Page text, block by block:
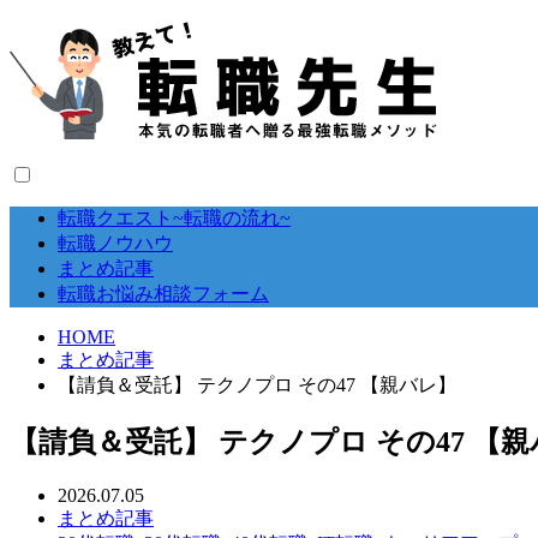
転職クエスト~転職の流れ~
転職ノウハウ
まとめ記事
転職お悩み相談フォーム
HOME
まとめ記事
【請負＆受託】 テクノプロ その47 【親バレ】
【請負＆受託】 テクノプロ その47 【
2026.07.05
まとめ記事